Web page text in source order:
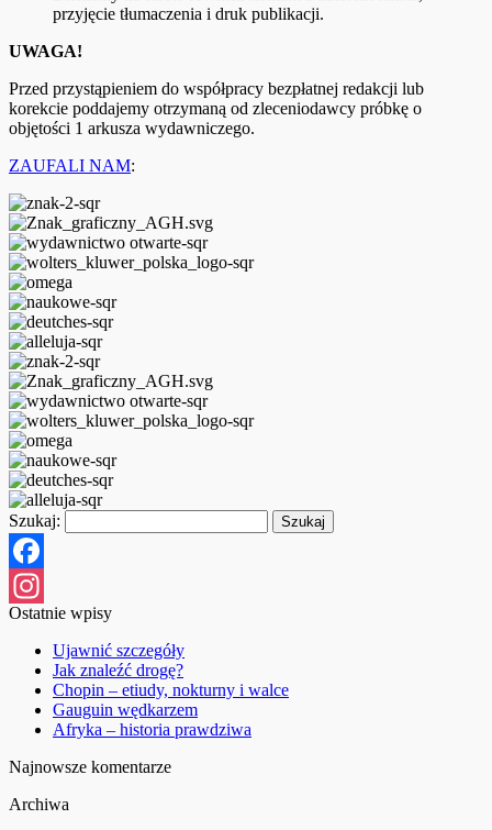
przyjęcie tłumaczenia i druk publikacji.
UWAGA!
Przed przystąpieniem do współpracy bezpłatnej redakcji lub
korekcie poddajemy otrzymaną od zleceniodawcy próbkę o
objętości 1 arkusza wydawniczego.
ZAUFALI NAM:
Szukaj:
Facebook
Instagram
Ostatnie wpisy
Ujawnić szczegóły
Jak znaleźć drogę?
Chopin – etiudy, nokturny i walce
Gauguin wędkarzem
Afryka – historia prawdziwa
Najnowsze komentarze
Archiwa